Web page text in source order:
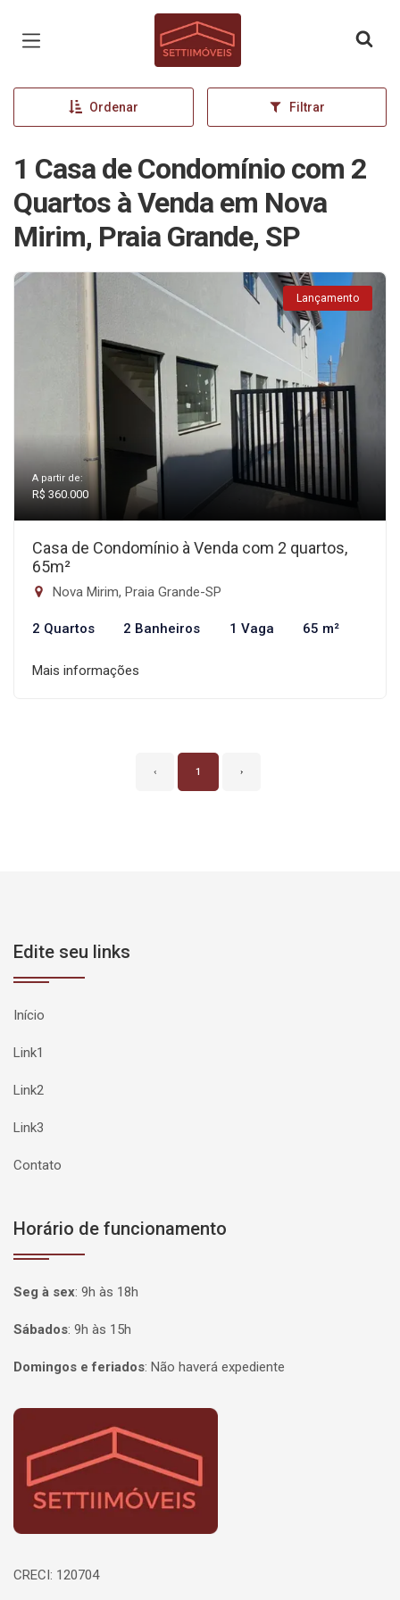
Página inicial
Ordenar Filtrar
1 Casa de Condomínio com 2
Quartos à Venda em Nova
Mirim, Praia Grande, SP
Lançamento
A partir de:
R$ 360.000
Casa de Condomínio à Venda com 2 quartos,
65m²
Nova Mirim, Praia Grande-SP
2 Quartos 2 Banheiros 1 Vaga 65 m²
Mais informações
‹ 1 ›
Edite seu links
Início
Link1
Link2
Link3
Contato
Horário de funcionamento
Seg à sex: 9h às 18h
Sábados: 9h às 15h
Domingos e feriados: Não haverá expediente
Página inicial
CRECI: 120704